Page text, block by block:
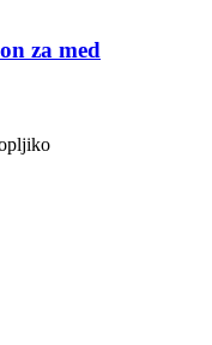
za med